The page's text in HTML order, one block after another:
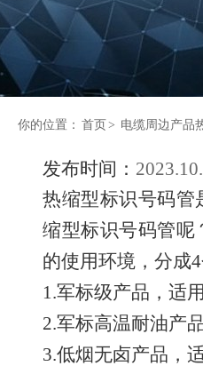
你的位置： 首页 > 电缆周边产品
发布时间：
热缩型标识号码管
缩型标识号码管呢
的使用环境，分成4
1.军标级产品，适
2.军标高温耐油产
3.低烟无卤产品，